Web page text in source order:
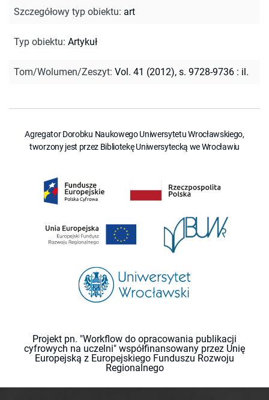
Szczegółowy typ obiektu: art
Typ obiektu: Artykuł
Tom/Wolumen/Zeszyt: Vol. 41 (2012), s. 9728-9736 : il.
Agregator Dorobku Naukowego Uniwersytetu Wrocławskiego,
tworzony jest przez Bibliotekę Uniwersytecką we Wrocławiu
Projekt pn. "Workflow do opracowania publikacji
cyfrowych na uczelni" współfinansowany przez Unię
Europejską z Europejskiego Funduszu Rozwoju
Regionalnego